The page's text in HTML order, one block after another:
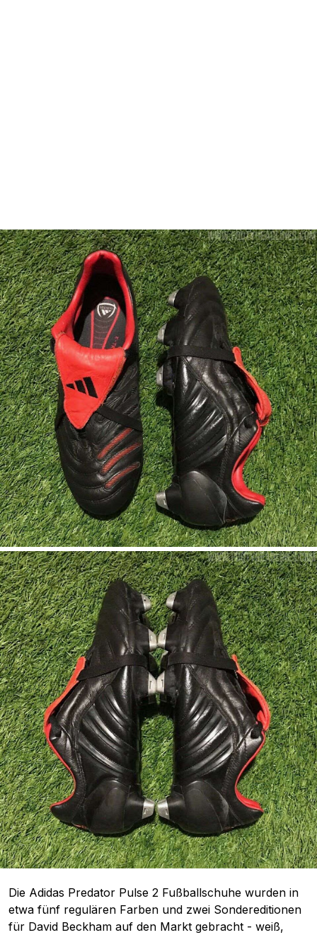
Die Adidas Predator Pulse 2 Fußballschuhe wurden in
etwa fünf regulären Farben und zwei Sondereditionen
für David Beckham auf den Markt gebracht - weiß,